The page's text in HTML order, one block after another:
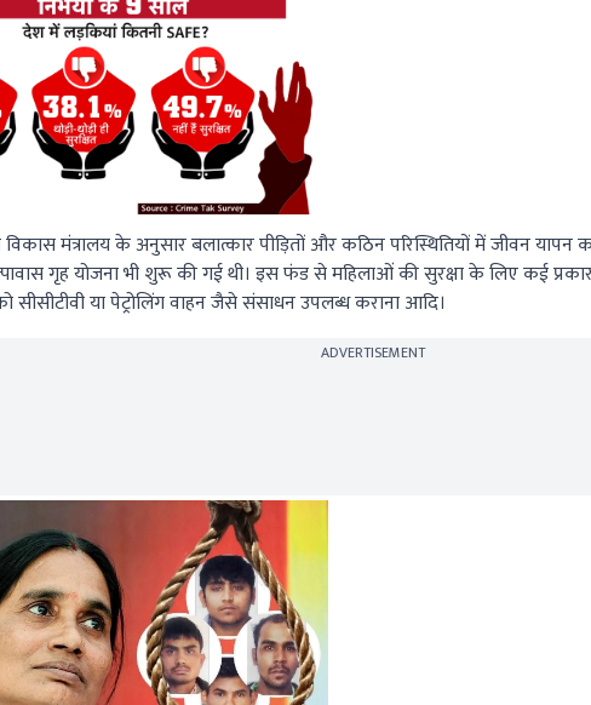
मंत्रालय के अनुसार बलात्कार पीड़ितों और कठिन परिस्थितियों में जीवन
गृह योजना भी शुरू की गई थी। इस फंड से महिलाओं की सुरक्षा के लिए कई
या पेट्रोलिंग वाहन जैसे संसाधन उपलब्ध कराना आदि।
ADVERTISEMENT